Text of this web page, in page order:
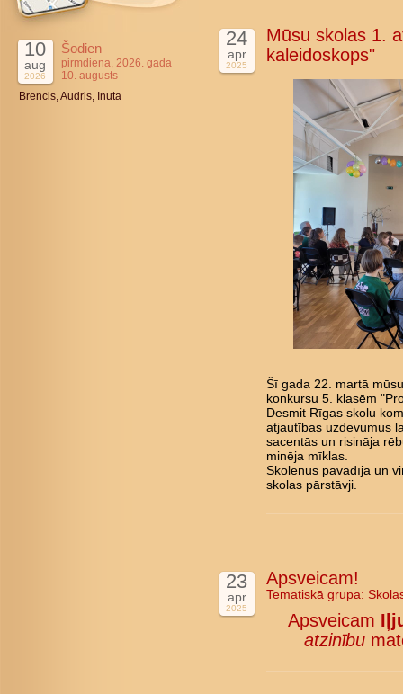
10
aug
2026
Šodien
pirmdiena, 2026. gada
10. augusts
Brencis, Audris, Inuta
24
apr
2025
Mūsu skolas 1.
kaleidoskops"
Šī gada 22. martā
konkursu 5. klasēm
Desmit Rīgas skolu
atjautības uzdevumus
sacentās un risināja
minēja mīklas.
Skolēnus pavadīja un
skolas pārstāvji.
23
apr
2025
Apsveicam!
Tematiskā grupa:
Apsveicam
atzinību